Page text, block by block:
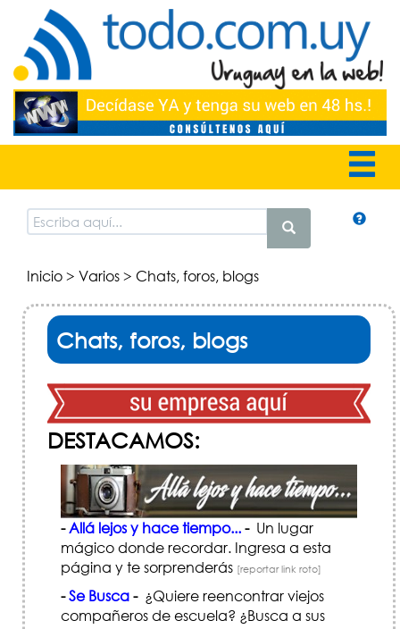
Inicio> Varios> Chats, foros, blogs
Chats, foros, blogs
DESTACAMOS:
-Allá lejos y hace tiempo...-Un lugar
mágico donde recordar. Ingresa a esta
página y te sorprenderás [reportar link roto]
-Se Busca-¿Quiere reencontrar viejos
compañeros de escuela? ¿Busca a sus